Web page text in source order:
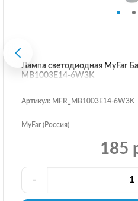
Лампа светодиодная MyFar
MB1003E14-6W3K
Артикул: MFR_MB1003E14-6W3K
MyFar (Россия)
185
-